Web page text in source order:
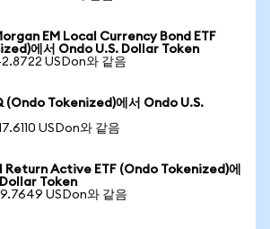
EM Local Currency Bond ETF
에서 Ondo U.S. Dollar Token
USDon와 같음
(Ondo Tokenized)에서 Ondo U.S.
USDon와 같음
Return Active ETF (Ondo Tokenized)에
Token
USDon와 같음